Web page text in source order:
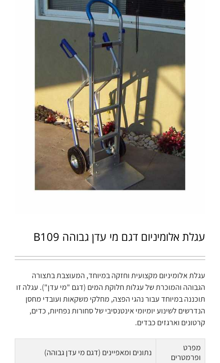
עגלת אלומיניום דגם מי עדן גבוהה B109
עגלת אלומיניום מקצועית וחזקה במיוחד, המעוצבת בתצורה
הגבוהה והמוכרת של עגלות חלוקת המים (דגם "מי עדן"). עגלה זו
תוכננה במיוחד עבור נהגי הפצה, מחלקי משקאות ועובדי מחסן
הנדרשים לשינוע יומיומי אינטנסיבי של סחורות נפחיות, כדים,
קרטונים וארגזים כבדים.
מפרט
ופרמטרים
נתונים ומאפיינים (דגם מי עדן גבוהה)